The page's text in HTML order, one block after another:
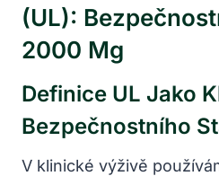
(UL):
2000 Mg
Definice UL Jako
Bezpečnostního
V klinické výživě